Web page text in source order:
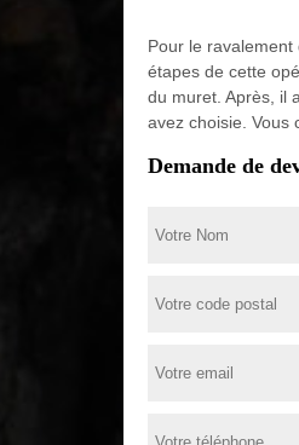
Pour le
étapes de cette
du muret. Après, il
avez choisie. Vous
Demande de